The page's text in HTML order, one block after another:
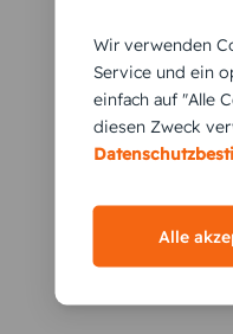
Wir verwenden
Service und ein
einfach auf "Alle
diesen Zweck
Alle